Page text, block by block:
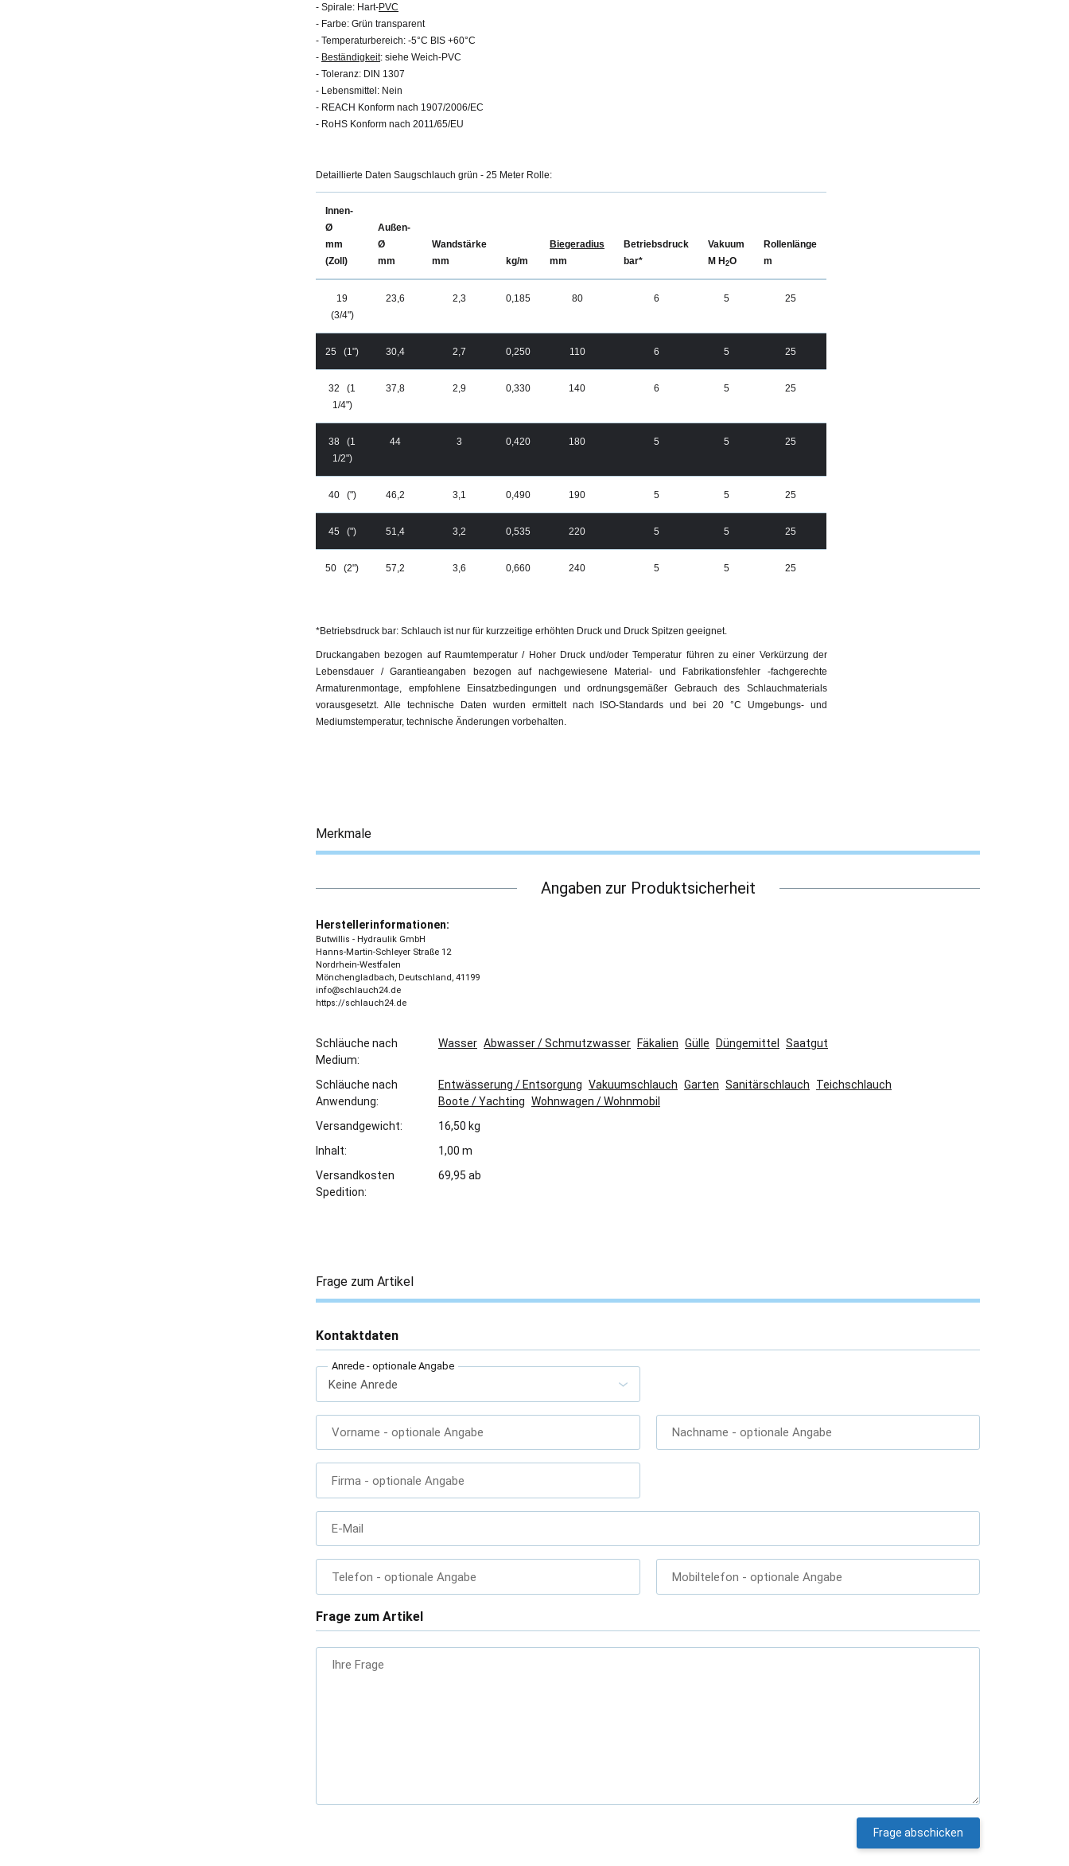
- Spirale: Hart-PVC
- Farbe: Grün transparent
- Temperaturbereich: -5°C BIS +60°C
- Beständigkeit: siehe Weich-PVC
- Toleranz: DIN 1307
- Lebensmittel: Nein
- REACH Konform nach 1907/2006/EC
- RoHS Konform nach 2011/65/EU
Detaillierte Daten Saugschlauch grün - 25 Meter Rolle:
Innen-
Ø
mm
(Zoll)
Außen-
Ø
mm
Wandstärke
mm
kg/m
Biegeradius
mm
Betriebsdruck
bar*
Vakuum
M H 2O
Rollenlänge
m
19
(3/4")
23,6 2,3 0,185 80 6 5 25
25 (1") 30,4 2,7 0,250 110 6 5 25
32 (1
1/4")
37,8 2,9 0,330 140 6 5 25
38 (1
1/2")
44 3 0,420 180 5 5 25
40 (") 46,2 3,1 0,490 190 5 5 25
45 (") 51,4 3,2 0,535 220 5 5 25
50 (2") 57,2 3,6 0,660 240 5 5 25
*Betriebsdruck bar: Schlauch ist nur für kurzzeitige erhöhten Druck und Druck Spitzen geeignet.
Druckangaben bezogen auf Raumtemperatur / Hoher Druck und/oder Temperatur führen zu einer Verkürzung der
Lebensdauer / Garantieangaben bezogen auf nachgewiesene Material- und Fabrikationsfehler -fachgerechte
Armaturenmontage, empfohlene Einsatzbedingungen und ordnungsgemäßer Gebrauch des Schlauchmaterials
vorausgesetzt. Alle technische Daten wurden ermittelt nach ISO-Standards und bei 20 °C Umgebungs- und
Mediumstemperatur, technische Änderungen vorbehalten.
Merkmale
Angaben zur Produktsicherheit
Herstellerinformationen:
Butwillis - Hydraulik GmbH
Hanns-Martin-Schleyer Straße 12
Nordrhein-Westfalen
Mönchengladbach, Deutschland, 41199
info@schlauch24.de
https://schlauch24.de
Schläuche nach
Medium:
Wasser Abwasser / Schmutzwasser Fäkalien Gülle Düngemittel Saatgut
Schläuche nach
Anwendung:
Entwässerung / Entsorgung Vakuumschlauch Garten Sanitärschlauch
Teichschlauch
Boote / Yachting Wohnwagen / Wohnmobil
Versandgewicht:
16,50 kg
Inhalt:
1,00 m
Versandkosten
Spedition:
69,95 ab
Frage zum Artikel
Kontaktdaten
Anrede - optionale Angabe
Vorname - optionale Angabe Nachname - optionale Angabe
Firma - optionale Angabe
E-Mail
Telefon - optionale Angabe Mobiltelefon - optionale Angabe
Frage zum Artikel
Ihre Frage
Frage abschicken